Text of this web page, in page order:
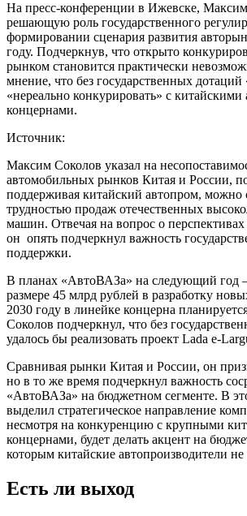
На пресс-конференции в Ижевске,
решающую роль государственного
формировании сценария развития
году. Подчеркнув, что открыто
рынком становится практически
мнение, что без государственных
«нереально конкурировать» с
концернами.
Источник:
Максим Соколов указал на
автомобильных рынков Китая и России,
поддерживая китайский автопром, можно
трудностью продаж отечественных
машин. Отвечая на вопрос о
он опять подчеркнул важность
поддержки.
В планах «АвтоВАЗа» на следующий год
размере 45 млрд рублей в разработку
2030 году в линейке концерна
Соколов подчеркнул, что без
удалось бы реализовать проект Lada e-
Сравнивая рынки Китая и России, он
но в то же время подчеркнул важность
«АвтоВАЗа» на бюджетном сегменте. В
выделил стратегическое направление
несмотря на конкуренцию с крупными
концернами, будет делать акцент на
которым китайские автопроизводители
Есть ли выход